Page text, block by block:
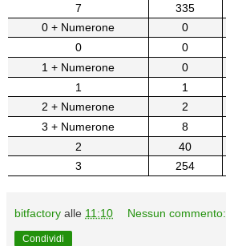
7
335
0 + Numerone
0
0
0
1 + Numerone
0
1
1
2 + Numerone
2
3 + Numerone
8
2
40
3
254
bitfactory alle 11:10 Nessun commento:
Condividi